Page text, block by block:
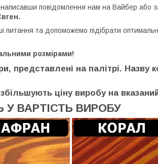
повідомлення нам на Вайбер або
питання та допоможемо підібрати
розмірами!
представлені на палітрі. Назву
ціну виробу на
ВАРТІСТЬ ВИРОБУ